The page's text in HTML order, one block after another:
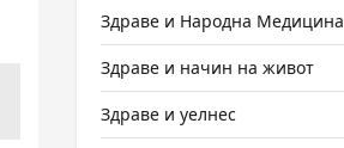
Здраве и Народна Медицина
Здраве и начин на живот
Здраве и уелнес